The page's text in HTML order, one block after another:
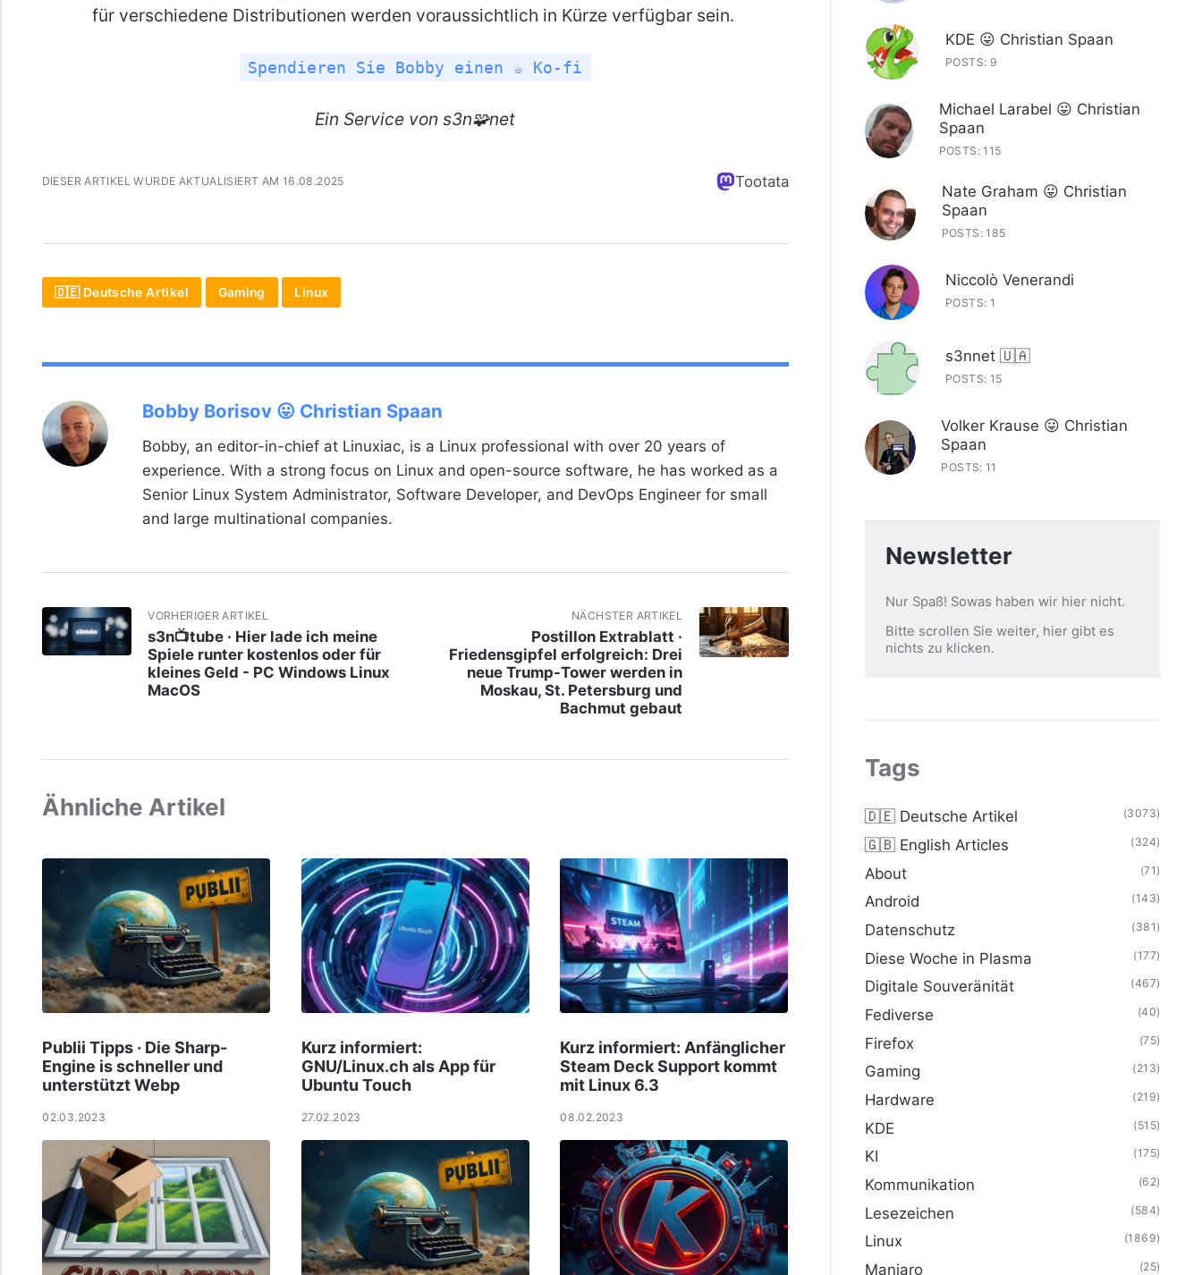
für verschiedene Distributionen werden voraussichtlich in Kürze verfügbar sein.
Spendieren Sie Bobby einen ☕ Ko-fi
Ein Service von s3n🧩net
DIESER ARTIKEL WURDE AKTUALISIERT AM 16.08.2025 Tootata
🇩🇪 Deutsche Artikel Gaming Linux
Bobby Borisov 😛 Christian Spaan
Bobby, an editor-in-chief at Linuxiac, is a Linux professional with over 20 years of
experience. With a strong focus on Linux and open-source software, he has worked as a
Senior Linux System Administrator, Software Developer, and DevOps Engineer for small
and large multinational companies.
VORHERIGER ARTIKEL
s3n📺tube · Hier lade ich meine
Spiele runter kostenlos oder für
kleines Geld - PC Windows Linux
MacOS
NÄCHSTER ARTIKEL
Postillon Extrablatt ·
Friedensgipfel erfolgreich: Drei
neue Trump-Tower werden in
Moskau, St. Petersburg und
Bachmut gebaut
Ähnliche Artikel
Publii Tipps · Die Sharp-
Engine is schneller und
unterstützt Webp
02.03.2023
Kurz informiert:
GNU/Linux.ch als App für
Ubuntu Touch
27.02.2023
Kurz informiert: Anfänglicher
Steam Deck Support kommt
mit Linux 6.3
08.02.2023
KDE 😛 Christian Spaan
POSTS: 9
Michael Larabel 😛 Christian
Spaan
POSTS: 115
Nate Graham 😛 Christian
Spaan
POSTS: 185
Niccolò Venerandi
POSTS: 1
s3nnet 🇺🇦
POSTS: 15
Volker Krause 😛 Christian
Spaan
POSTS: 11
Newsletter
Nur Spaß! Sowas haben wir hier nicht.
Bitte scrollen Sie weiter, hier gibt es
nichts zu klicken.
Tags
🇩🇪 Deutsche Artikel (3073)
🇬🇧 English Articles (324)
About (71)
Android (143)
Datenschutz (381)
Diese Woche in Plasma (177)
Digitale Souveränität (467)
Fediverse (40)
Firefox (75)
Gaming (213)
Hardware (219)
KDE (515)
KI (175)
Kommunikation (62)
Lesezeichen (584)
Linux (1869)
Manjaro (25)